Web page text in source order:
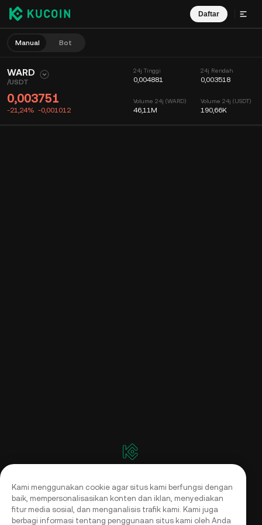
Daftar
Manual Bot
WARD
/USDT
0,003751
-21,24% -0,001012
24j Tinggi
0,004881
Volume 24j (WARD)
46,11M
24j Rendah
0,003518
Volume 24j (USDT)
190,66K
Kami menggunakan cookie agar situs kami berfungsi dengan
baik, mempersonalisasikan konten dan iklan, menyediakan
fitur media sosial, dan menganalisis trafik kami. Kami juga
berbagi informasi tentang penggunaan situs kami oleh Anda